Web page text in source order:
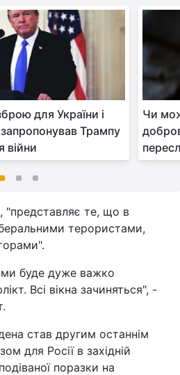
для України і
Трампу
війни
Чи
"представляє те, що в
терористами,
буде дуже важко
Всі вікна зачиняться", -
став другим останнім
для Росії в західній
поразки на